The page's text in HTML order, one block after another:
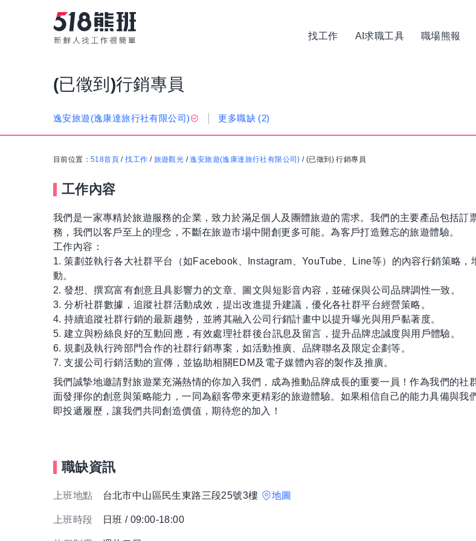
找工作 AI求職工具 職場熊報
(已徵到)行銷專員
逸安旅遊(逸康達旅行社有限公司) 更多職缺 (2)
目前位置： 518首頁 /找工作 / 旅遊觀光 /逸安旅遊(逸康達旅行社有限公司) /(已徵到) 行銷專員
工作內容
我們是一家專精於旅遊服務的企業，致力於滿足個人及團體旅遊的需求。我們的主要產品包括訂
務，我們以客戶至上的理念，不斷在旅遊市場中開創更多可能。為客戶打造難忘的旅遊體驗。
工作內容：
1. 策劃並執行各大社群平台（如Facebook、Instagram、YouTube、Line等）的內容行銷策略，
動。
2. 發想、撰寫富有創意且具影響力的文章、圖文與短影音內容，並確保與公司品牌調性一致。
3. 分析社群數據，追蹤社群活動成效，提出改進提升建議，優化各社群平台經營策略。
4. 持續追蹤社群行銷的最新趨勢，並將其融入公司行銷計畫中以提升曝光與用戶黏著度。
5. 建立與粉絲良好的互動回應，有效處理社群後台訊息及留言，提升品牌忠誠度與用戶體驗。
6. 規劃及執行跨部門合作的社群行銷專案，如活動推廣、品牌聯名及限定企劃等。
7. 支援公司行銷活動的宣傳，並協助相關EDM及電子媒體內容的製作及推廣。
我們誠摯地邀請對旅遊業充滿熱情的你加入我們，成為推動品牌成長的重要一員！作為我們的社
面發揮你的創意與策略能力，一同為顧客帶來更精彩的旅遊體驗。如果相信自己的能力具備與我
即投遞履歷，讓我們共同創造價值，期待您的加入！
職缺資訊
上班地點 台北市中山區民生東路三段25號3樓 地圖
上班時段 日班 / 09:00-18:00